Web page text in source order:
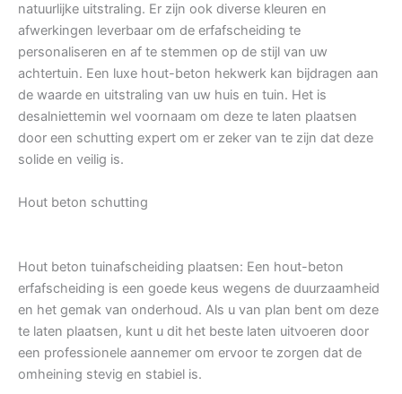
natuurlijke uitstraling. Er zijn ook diverse kleuren en
afwerkingen leverbaar om de erfafscheiding te
personaliseren en af te stemmen op de stijl van uw
achtertuin. Een luxe hout-beton hekwerk kan bijdragen aan
de waarde en uitstraling van uw huis en tuin. Het is
desalniettemin wel voornaam om deze te laten plaatsen
door een schutting expert om er zeker van te zijn dat deze
solide en veilig is.
Hout beton schutting
Hout beton tuinafscheiding plaatsen: Een hout-beton
erfafscheiding is een goede keus wegens de duurzaamheid
en het gemak van onderhoud. Als u van plan bent om deze
te laten plaatsen, kunt u dit het beste laten uitvoeren door
een professionele aannemer om ervoor te zorgen dat de
omheining stevig en stabiel is.